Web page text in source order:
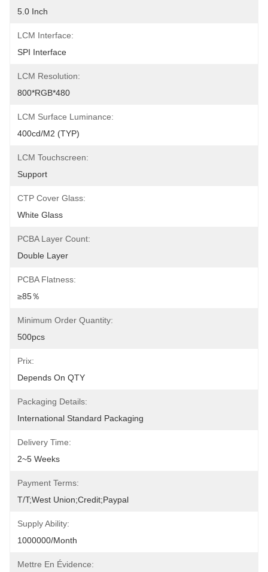
5.0 Inch
LCM Interface:
SPI Interface
LCM Resolution:
800*RGB*480
LCM Surface Luminance:
400cd/m2 (TYP)
LCM Touchscreen:
Support
CTP Cover Glass:
White Glass
PCBA Layer Count:
Double Layer
PCBA Flatness:
≥85％
Minimum Order Quantity:
500pcs
Prix:
Depends On QTY
Packaging Details:
International Standard Packaging
Delivery Time:
2~5 Weeks
Payment Terms:
T/T;West Union;Credit;Paypal
Supply Ability:
1000000/month
Mettre En Évidence: